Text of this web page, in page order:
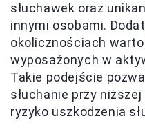
słuchawek oraz
innymi osobami.
okolicznościach
wyposażonych w
Takie podejście
słuchanie przy
ryzyko uszkodzenia